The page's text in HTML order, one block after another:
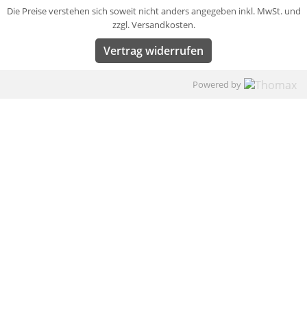
Die Preise verstehen sich soweit nicht anders angegeben inkl. MwSt. und
zzgl. Versandkosten.
Vertrag widerrufen
Powered by